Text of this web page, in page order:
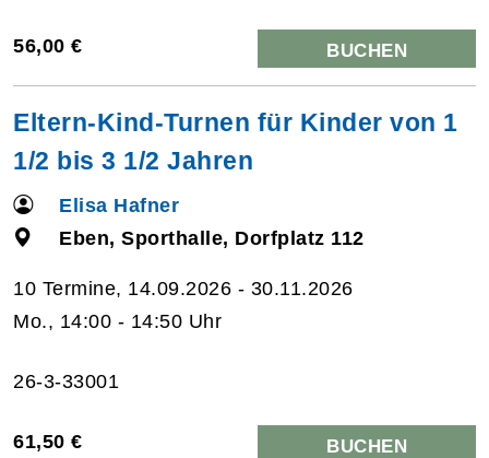
56,00 € BUCHEN
Eltern-Kind-Turnen für Kinder von 1
1/2 bis 3 1/2 Jahren
Elisa Hafner
Eben, Sporthalle, Dorfplatz 112
10 Termine, 14.09.2026 - 30.11.2026
Mo., 14:00 - 14:50 Uhr
26-3-33001
61,50 € BUCHEN